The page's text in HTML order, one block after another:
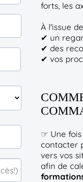
forts, les
À l'issue
✔ un
✔ des
✔ vos
☞ Une
contacter
vers vos
afin de